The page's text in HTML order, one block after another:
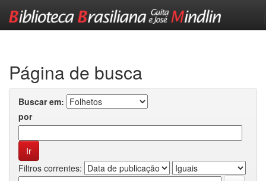
Página de busca
Buscar em:
por
Filtros correntes: